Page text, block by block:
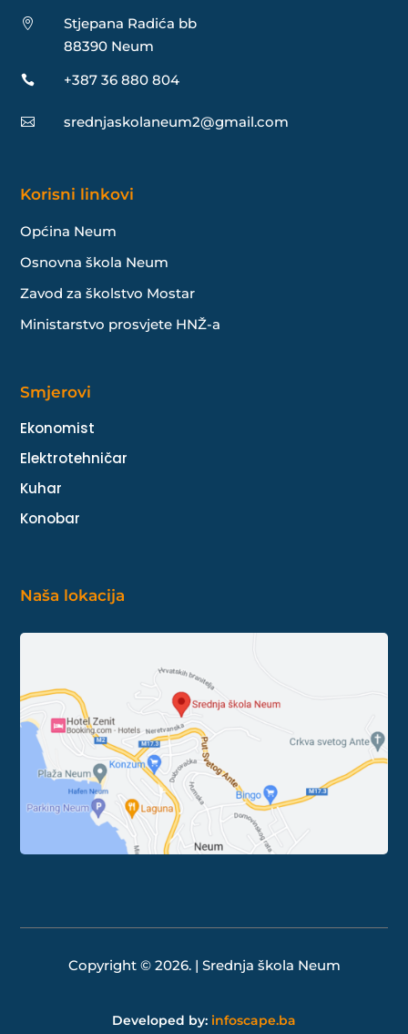

Stjepana Radića bb
88390 Neum
 +387 36 880 804
 srednjaskolaneum2@gmail.com
Korisni linkovi
Općina Neum
Osnovna škola Neum
Zavod za školstvo Mostar
Ministarstvo prosvjete HNŽ-a
Smjerovi
Ekonomist
Elektrotehničar
Kuhar
Konobar
Naša lokacija
Copyright © 2026. | Srednja škola Neum
Developed by: infoscape.ba